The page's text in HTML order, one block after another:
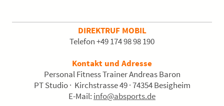
DIREKTRUF MOBIL
Telefon +49 174 98 98 190
Kontakt und Adresse
Personal Fitness Trainer Andreas Baron
PT Studio · Kirchstrasse 49 · 74354 Besigheim
E-Mail: info@absports.de